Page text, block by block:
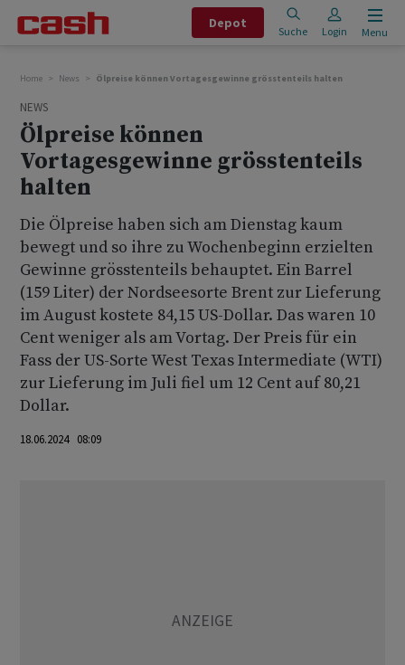
Depot
Suche Login Menu
Home News Ölpreise können Vortagesgewinne grösstenteils halten
NEWS
Ölpreise können
Vortagesgewinne grösstenteils
halten
Die Ölpreise haben sich am Dienstag kaum
bewegt und so ihre zu Wochenbeginn erzielten
Gewinne grösstenteils behauptet. Ein Barrel
(159 Liter) der Nordseesorte Brent zur Lieferung
im August kostete 84,15 US-Dollar. Das waren 10
Cent weniger als am Vortag. Der Preis für ein
Fass der US-Sorte West Texas Intermediate (WTI)
zur Lieferung im Juli fiel um 12 Cent auf 80,21
Dollar.
18.06.2024 08:09